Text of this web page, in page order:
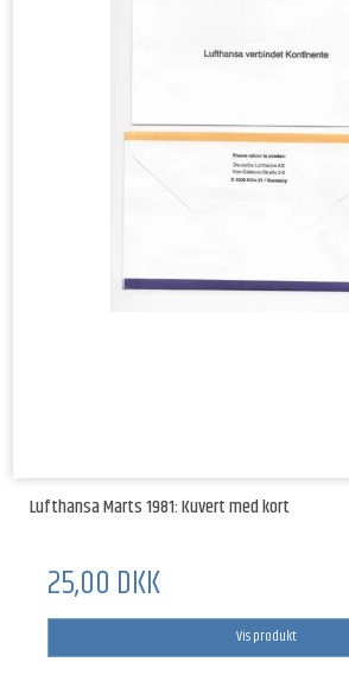
Lufthansa Marts 1981: Kuvert med kort
25,00 DKK
Vis produkt